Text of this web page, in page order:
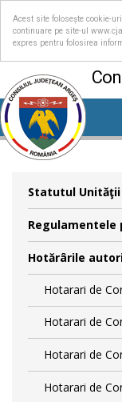
Acest site folosește cookie-
continuare pe site-ul
expres pentru folosirea
Statutul
Hotărârile
Hotarari de
Hotarari de
Hotarari de
Hotarari de